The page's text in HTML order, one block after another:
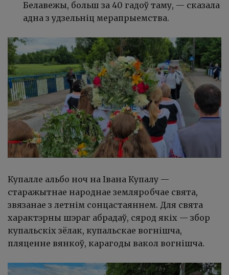
Белавежы, больш за 40 гадоў таму, — сказала
адна з удзельніц мерапрыемства.
Купалле альбо ноч на Івана Купалу —
старажытнае народнае земляробчае свята,
звязанае з летнім сонцастаяннем. Для свята
характэрны шэраг абрадаў, сярод якіх — збор
купальскіх зёлак, купальскае вогнішча,
пляценне вянкоў, карагоды вакол вогнішча.